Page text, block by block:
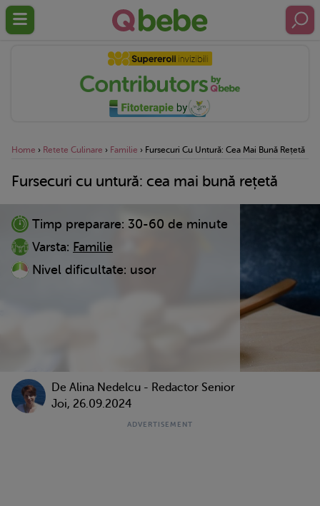
Home › Retete Culinare › Familie › Fursecuri Cu Untură: Cea Mai Bună Rețetă
Fursecuri cu untură: cea mai bună rețetă
Timp preparare: 30-60 de minute
Varsta: Familie
Nivel dificultate: usor
De Alina Nedelcu - Redactor Senior
Joi, 26.09.2024